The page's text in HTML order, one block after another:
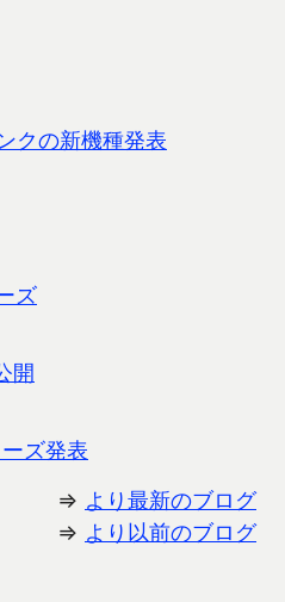
クの新機種発表
ズ
開
ズ発表
⇒ より最新のブログ
⇒ より以前のブログ